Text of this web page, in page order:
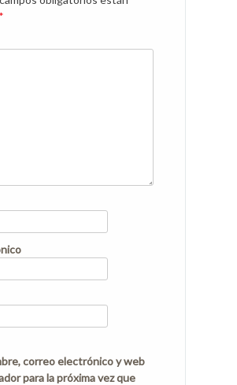
*
correo electrónico y web
para la próxima vez que